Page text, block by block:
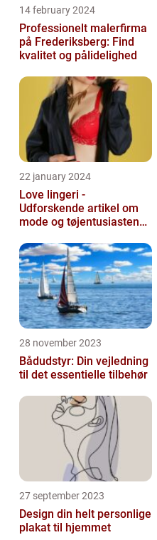
14 february 2024
Professionelt malerfirma
på Frederiksberg: Find
kvalitet og pålidelighed
22 january 2024
Love lingeri -
Udforskende artikel om
mode og tøjentusiastens
28 november 2023
Bådudstyr: Din vejledning
til det essentielle tilbehør
27 september 2023
Design din helt personlige
plakat til hjemmet